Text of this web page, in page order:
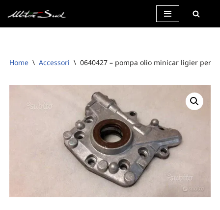
Vai
Home \ Accessori \ 0640427 – pompa olio minicar ligier per